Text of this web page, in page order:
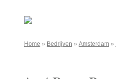
Home » Bedrijven » Amsterdam »